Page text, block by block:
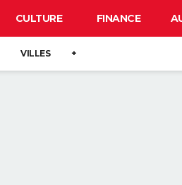
CULTURE FINANCE
VILLES +